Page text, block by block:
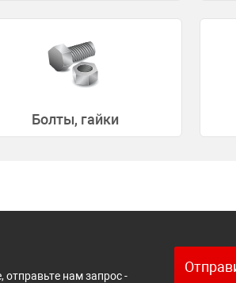
Болты, гайки
нам запрос -